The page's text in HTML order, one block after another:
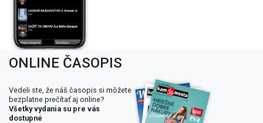
ONLINE ČASOPIS
Vedeli ste, že náš časopis si môžete
bezplatne prečítať aj online?
Všetky vydania su pre vás
dostupné